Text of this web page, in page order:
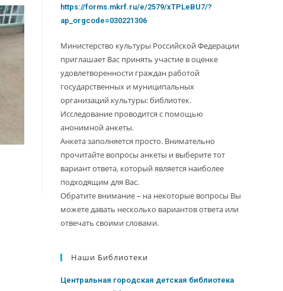
https://forms.mkrf.ru/e/2579/xTPLeBU7/?
ap_orgcode=030221306
Министерство культуры Российской Федерации
приглашает Вас принять участие в оценке
удовлетворенности граждан работой
государственных и муниципальных
организаций культуры: библиотек.
Исследование проводится с помощью
анонимной анкеты.
Анкета заполняется просто. Внимательно
прочитайте вопросы анкеты и выберите тот
вариант ответа, который является наиболее
подходящим для Вас.
Обратите внимание – на некоторые вопросы Вы
можете давать несколько вариантов ответа или
отвечать своими словами.
Наши Библиотеки
Центральная городская детская библиотека